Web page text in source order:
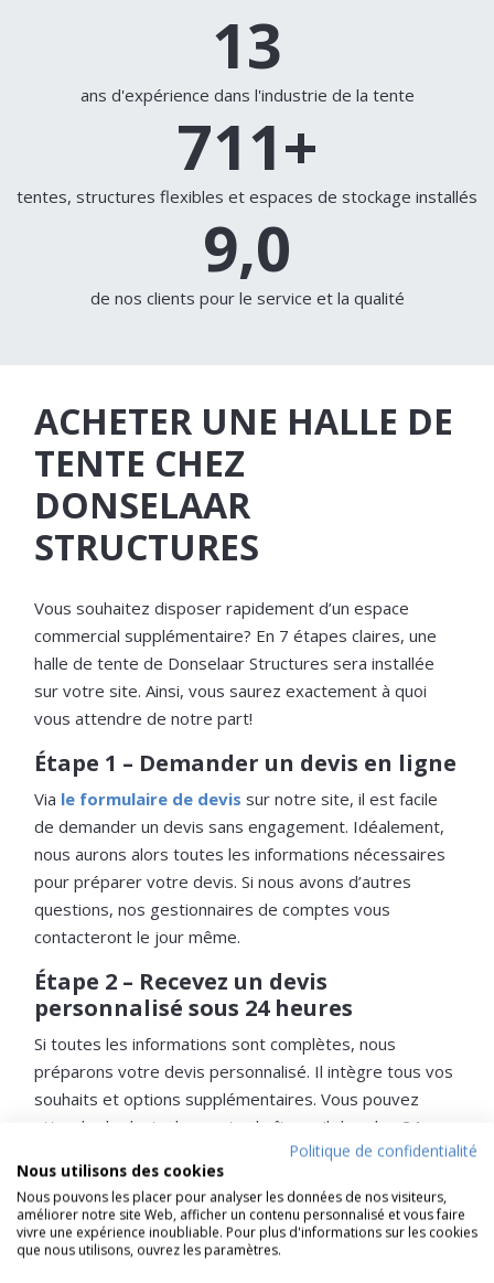
14
ans d'expérience dans l'industrie de la tente
750+
tentes, structures flexibles et espaces de stockage installés
9,0
de nos clients pour le service et la qualité
ACHETER UNE HALLE DE
TENTE CHEZ
DONSELAAR
STRUCTURES
Vous souhaitez disposer rapidement d’un espace
commercial supplémentaire? En 7 étapes claires, une
halle de tente de Donselaar Structures sera installée
sur votre site. Ainsi, vous saurez exactement à quoi
vous attendre de notre part!
Étape 1 – Demander un devis en ligne
Via le formulaire de devis sur notre site, il est facile
de demander un devis sans engagement. Idéalement,
nous aurons alors toutes les informations nécessaires
pour préparer votre devis. Si nous avons d’autres
questions, nos gestionnaires de comptes vous
contacteront le jour même.
Étape 2 – Recevez un devis
personnalisé sous 24 heures
Si toutes les informations sont complètes, nous
préparons votre devis personnalisé. Il intègre tous vos
souhaits et options supplémentaires. Vous pouvez
attendre le devis dans votre boîte mail dans les 24
heures suivant la demande, pendant les jours
ouvrables.
Étape 3 – Documents pour la
demande de permis
Politique de confidentialité
Nous utilisons des cookies
Nous pouvons les placer pour analyser les données de nos visiteurs,
améliorer notre site Web, afficher un contenu personnalisé et vous faire
vivre une expérience inoubliable. Pour plus d'informations sur les cookies
que nous utilisons, ouvrez les paramètres.